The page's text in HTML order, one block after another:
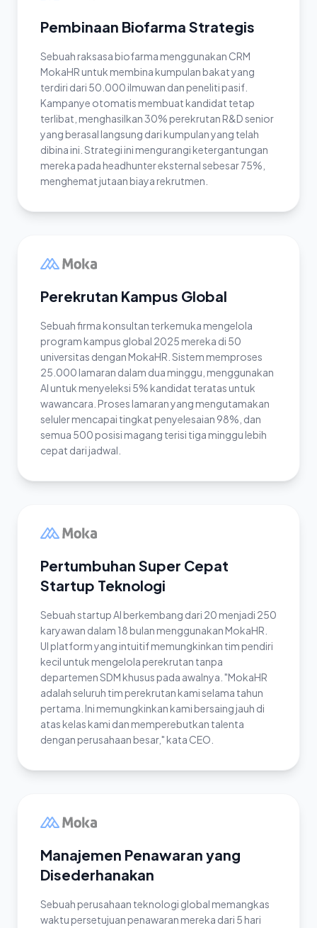
Pembinaan Biofarma Strategis
Sebuah raksasa biofarma menggunakan CRM
MokaHR untuk membina kumpulan bakat yang
terdiri dari 50.000 ilmuwan dan peneliti pasif.
Kampanye otomatis membuat kandidat tetap
terlibat, menghasilkan 30% perekrutan R&D senior
yang berasal langsung dari kumpulan yang telah
dibina ini. Strategi ini mengurangi ketergantungan
mereka pada headhunter eksternal sebesar 75%,
menghemat jutaan biaya rekrutmen.
Perekrutan Kampus Global
Sebuah firma konsultan terkemuka mengelola
program kampus global 2025 mereka di 50
universitas dengan MokaHR. Sistem memproses
25.000 lamaran dalam dua minggu, menggunakan
AI untuk menyeleksi 5% kandidat teratas untuk
wawancara. Proses lamaran yang mengutamakan
seluler mencapai tingkat penyelesaian 98%, dan
semua 500 posisi magang terisi tiga minggu lebih
cepat dari jadwal.
Pertumbuhan Super Cepat
Startup Teknologi
Sebuah startup AI berkembang dari 20 menjadi 250
karyawan dalam 18 bulan menggunakan MokaHR.
UI platform yang intuitif memungkinkan tim pendiri
kecil untuk mengelola perekrutan tanpa
departemen SDM khusus pada awalnya. "MokaHR
adalah seluruh tim perekrutan kami selama tahun
pertama. Ini memungkinkan kami bersaing jauh di
atas kelas kami dan memperebutkan talenta
dengan perusahaan besar," kata CEO.
Manajemen Penawaran yang
Disederhanakan
Sebuah perusahaan teknologi global memangkas
waktu persetujuan penawaran mereka dari 5 hari